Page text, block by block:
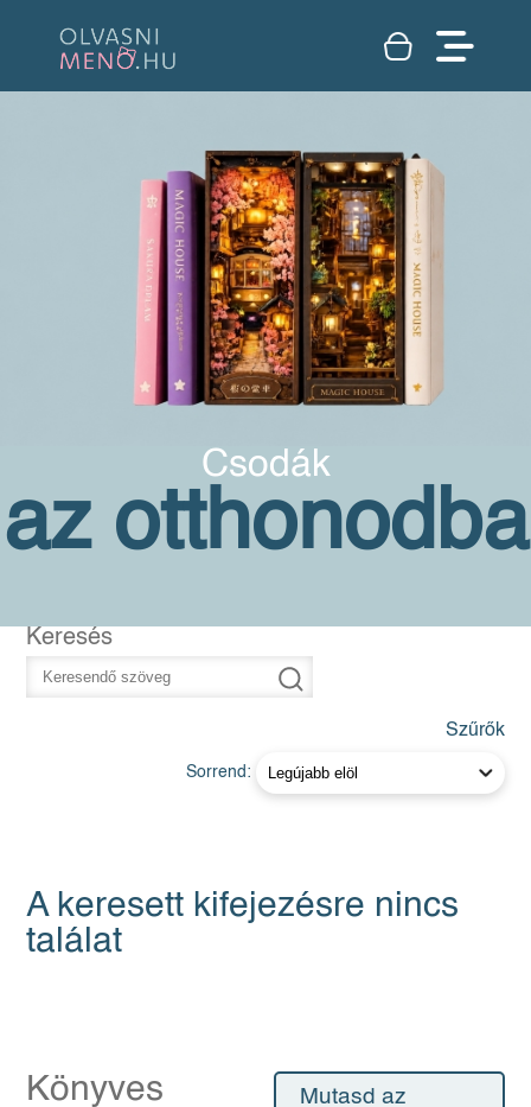
Csodák
az otthonodba
Keresés
Szűrők
Sorrend:
A keresett kifejezésre nincs
találat
Könyves
Mutasd az